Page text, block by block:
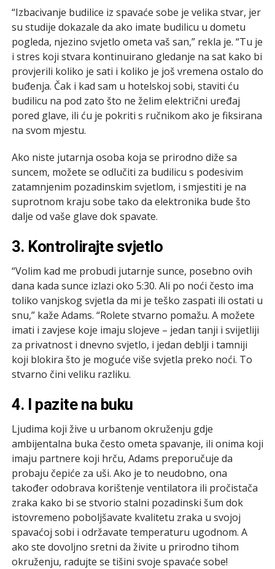
“Izbacivanje budilice iz spavaće sobe je velika stvar, jer
su studije dokazale da ako imate budilicu u dometu
pogleda, njezino svjetlo ometa vaš san,” rekla je. “Tu je
i stres koji stvara kontinuirano gledanje na sat kako bi
provjerili koliko je sati i koliko je još vremena ostalo do
buđenja. Čak i kad sam u hotelskoj sobi, staviti ću
budilicu na pod zato što ne želim električni uređaj
pored glave, ili ću je pokriti s ručnikom ako je fiksirana
na svom mjestu.
Ako niste jutarnja osoba koja se prirodno diže sa
suncem, možete se odlučiti za budilicu s podesivim
zatamnjenim pozadinskim svjetlom, i smjestiti je na
suprotnom kraju sobe tako da elektronika bude što
dalje od vaše glave dok spavate.
3. Kontrolirajte svjetlo
“Volim kad me probudi jutarnje sunce, posebno ovih
dana kada sunce izlazi oko 5:30. Ali po noći često ima
toliko vanjskog svjetla da mi je teško zaspati ili ostati u
snu,” kaže Adams. “Rolete stvarno pomažu. A možete
imati i zavjese koje imaju slojeve – jedan tanji i svijetliji
za privatnost i dnevno svjetlo, i jedan deblji i tamniji
koji blokira što je moguće više svjetla preko noći. To
stvarno čini veliku razliku.
4. I pazite na buku
Ljudima koji žive u urbanom okruženju gdje
ambijentalna buka često ometa spavanje, ili onima koji
imaju partnere koji hrču, Adams preporučuje da
probaju čepiće za uši. Ako je to neudobno, ona
također odobrava korištenje ventilatora ili pročistača
zraka kako bi se stvorio stalni pozadinski šum dok
istovremeno poboljšavate kvalitetu zraka u svojoj
spavaćoj sobi i održavate temperaturu ugodnom. A
ako ste dovoljno sretni da živite u prirodno tihom
okruženju, radujte se tišini svoje spavaće sobe!